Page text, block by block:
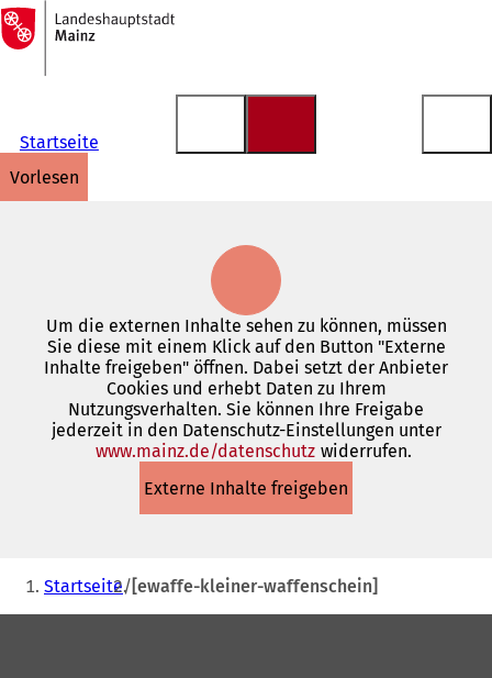
Inhalt anspringen
Zur
Startseite
Startseite
vorlesen
Um die externen Inhalte sehen zu können, müssen
Sie diese mit einem Klick auf den Button "Externe
Inhalte freigeben" öffnen. Dabei setzt der Anbieter
Cookies und erhebt Daten zu Ihrem
Nutzungsverhalten. Sie können Ihre Freigabe
jederzeit in den Datenschutz-Einstellungen unter
www.mainz.de/datenschutz(Öffnet
einem
neuen
widerrufen.
Externe Inhalte freigeben
Sie
befinden
Startseite [ewaffe-kleiner-waffenschein]